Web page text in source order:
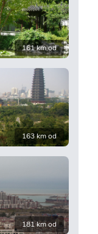
161 km od
163 km od
181 km od